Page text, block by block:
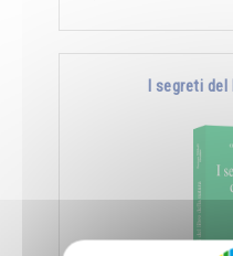
I segreti